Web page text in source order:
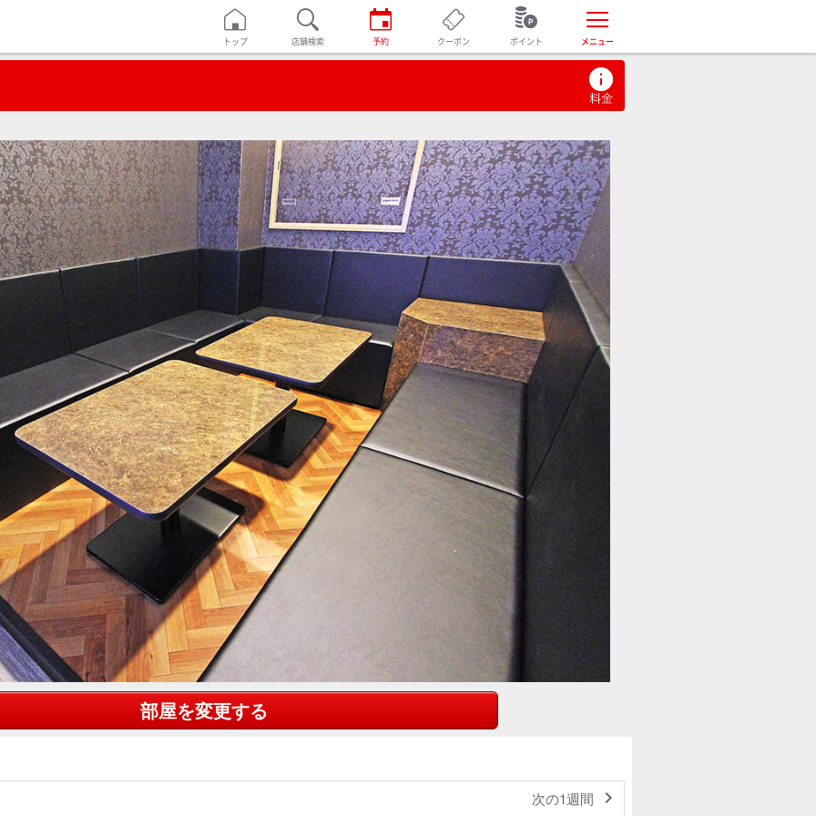
トップ 店舗検索 予約 クーポン ポイント メニュー
部屋を変更する
次の1週間 